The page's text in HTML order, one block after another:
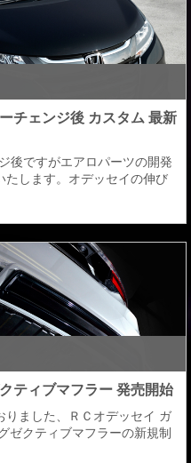
チェンジ後 カスタム 最新
後ですがエアロパーツの開発
します。オデッセイの伸び
レイションエッセンスを加
しさが際立つスタイルに仕
イションが手がけるオデッ
ださい。
ティブマフラー 発売開始
りました、ＲＣオデッセイ ガ
ゼクティブマフラーの新規制
注開始いたします。ＲＣ１